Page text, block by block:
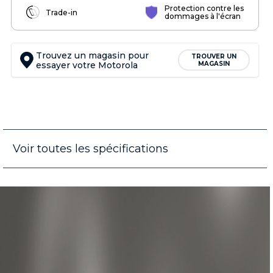
Trade-in
Protection contre les
dommages à l'écran
Trouvez un magasin pour
essayer votre Motorola
TROUVER UN
MAGASIN
Voir toutes les spécifications